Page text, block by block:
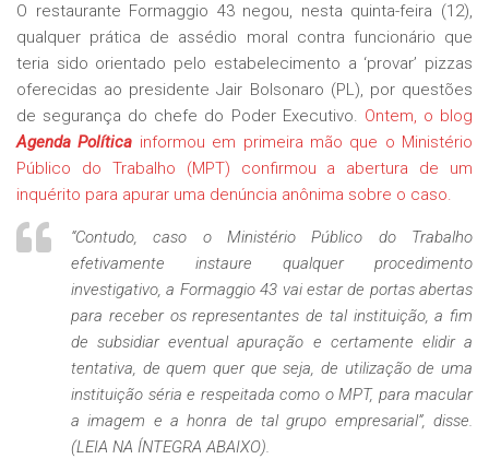
O restaurante Formaggio 43 negou, nesta quinta-feira (12),
qualquer prática de assédio moral contra funcionário que
teria sido orientado pelo estabelecimento a ‘provar’ pizzas
oferecidas ao presidente Jair Bolsonaro (PL), por questões
de segurança do chefe do Poder Executivo. Ontem, o blog
Agenda Política informou em primeira mão que o Ministério
Público do Trabalho (MPT) confirmou a abertura de um
inquérito para apurar uma denúncia anônima sobre o caso.
“Contudo, caso o Ministério Público do Trabalho
efetivamente instaure qualquer procedimento
investigativo, a Formaggio 43 vai estar de portas abertas
para receber os representantes de tal instituição, a fim
de subsidiar eventual apuração e certamente elidir a
tentativa, de quem quer que seja, de utilização de uma
instituição séria e respeitada como o MPT, para macular
a imagem e a honra de tal grupo empresarial”, disse.
(LEIA NA ÍNTEGRA ABAIXO).